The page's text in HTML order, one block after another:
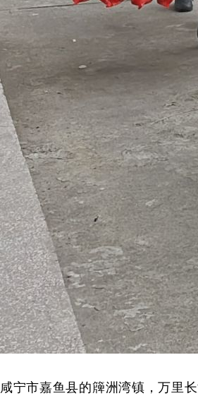
咸宁市嘉鱼县的簰洲湾镇，万里